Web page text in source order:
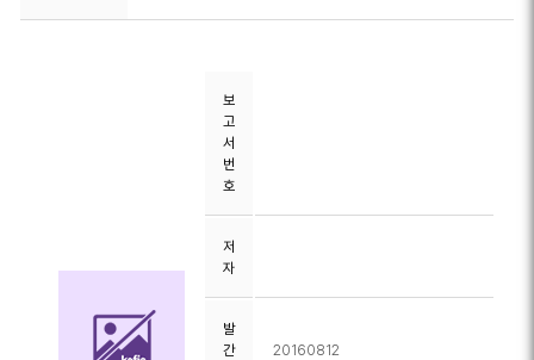
보
고
서
번
호
저
자
발
간
20160812